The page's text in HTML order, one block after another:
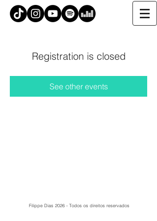
Registration is closed
See other events
Filippe Dias 2026 - Todos os direitos reservados